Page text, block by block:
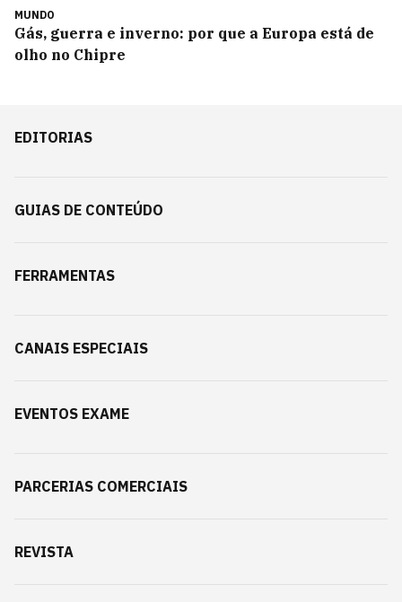
MUNDO
Gás, guerra e inverno: por que a Europa está de
olho no Chipre
EDITORIAS
GUIAS DE CONTEÚDO
FERRAMENTAS
CANAIS ESPECIAIS
EVENTOS EXAME
PARCERIAS COMERCIAIS
REVISTA